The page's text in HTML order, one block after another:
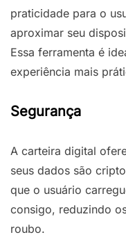
praticidade para o
aproximar seu
Essa ferramenta é
experiência mais
Segurança
A carteira digital
seus dados são
que o usuário
consigo, reduzindo
roubo.